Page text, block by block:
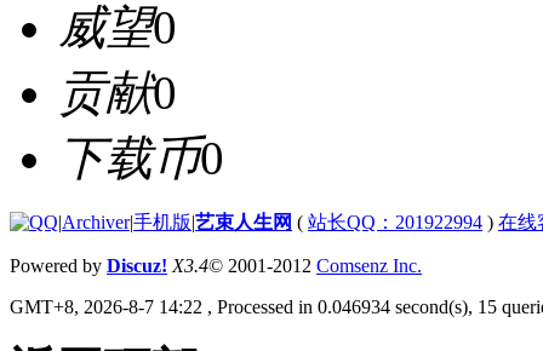
威望0
贡献0
下载币0
|Archiver|手机版|艺束人生网 ( 站长QQ：201922994 ) 在线
Powered by Discuz! X3.4© 2001-2012 Comsenz Inc.
GMT+8, 2026-8-7 14:22 , Processed in 0.046934 second(s), 15